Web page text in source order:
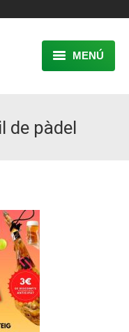
MENÚ
de pàdel